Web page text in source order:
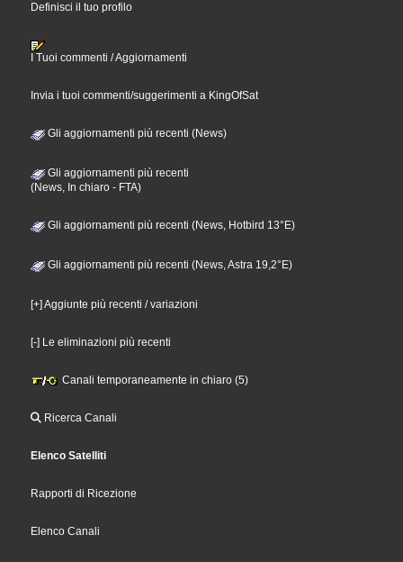
Definisci il tuo profilo
I Tuoi commenti / Aggiornamenti
Invia i tuoi commenti/suggerimenti a KingOfSat
Gli aggiornamenti più recenti (News)
Gli aggiornamenti più recenti
(News, In chiaro - FTA)
Gli aggiornamenti più recenti (News, Hotbird 13°E)
Gli aggiornamenti più recenti (News, Astra 19,2°E)
[+] Aggiunte più recenti / variazioni
[-] Le eliminazioni più recenti
Canali temporaneamente in chiaro (5)
Ricerca Canali
Elenco Satelliti
Rapporti di Ricezione
Elenco Canali